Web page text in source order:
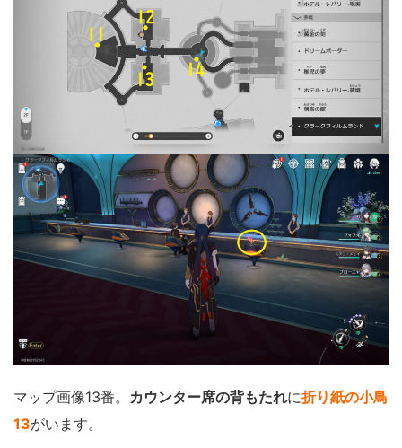
マップ画像13番。 カウンター席の背もたれに折り紙の小鳥
13がいます。